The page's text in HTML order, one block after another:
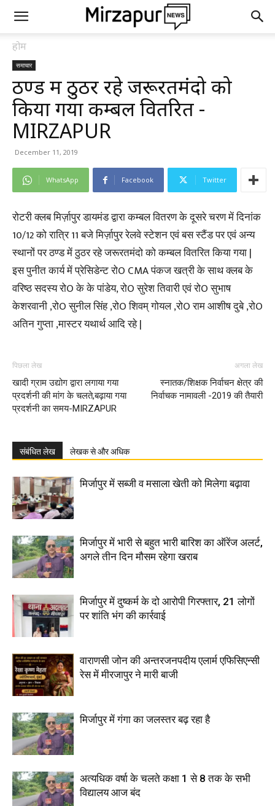
होम
समाचार
ठण्ड में ठुठर रहे जरूरतमंदो को
किया गया कम्बल वितरित -
MIRZAPUR
December 11, 2019
WhatsApp Facebook Twitter
रोटरी क्लब मिर्ज़ापुर डायमंड द्वारा कम्बल वितरण के दूसरे चरण में दिनांक
10/12 को रात्रि 11 बजे मिर्ज़ापुर रेलवे स्टेशन एवं बस स्टैंड पर एवं अन्य
स्थानों पर ठण्ड में ठुठर रहे जरूरतमंदो को कम्बल वितरित किया गया |
इस पुनीत कार्य में प्रेसिडेन्ट रोO CMA पंकज खत्री के साथ क्लब के
वरिष्ठ सदस्य रोO के के पांडेय, रोO सुरेश तिवारी एवं रोO सुभाष
केशरवानी ,रोO सुनील सिंह ,रोO शिवम् गोयल ,रोO राम आशीष दुबे ,रोO
अतिन गुप्ता ,मास्टर यथार्थ आदि रहे |
पिछला लेख
खादी ग्राम उद्योग द्वारा लगाया गया
प्रदर्शनी की मांग के चलते,बढ़ाया गया
प्रदर्शनी का समय-MIRZAPUR
अगला लेख
स्नातक/शिक्षक निर्वाचन क्षेत्र की
निर्वाचक नामावली -2019 की तैयारी
संबंधित लेख लेखक से और अधिक
मिर्जापुर में सब्जी व मसाला खेती को मिलेगा बढ़ावा
मिर्जापुर में भारी से बहुत भारी बारिश का ऑरेंज अलर्ट,
अगले तीन दिन मौसम रहेगा खराब
मिर्जापुर में दुष्कर्म के दो आरोपी गिरफ्तार, 21 लोगों
पर शांति भंग की कार्रवाई
वाराणसी जोन की अन्तरजनपदीय एलार्म एफिसिएन्सी
रेस में मीरजापुर ने मारी बाजी
मिर्जापुर में गंगा का जलस्तर बढ़ रहा है
अत्यधिक वर्षा के चलते कक्षा 1 से 8 तक के सभी
विद्यालय आज बंद